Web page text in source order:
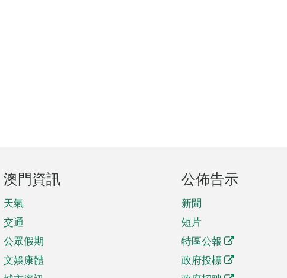
澳門資訊
天氣
交通
公眾假期
文娛康體
公佈告示
新聞
短片
特區公報
政府投標